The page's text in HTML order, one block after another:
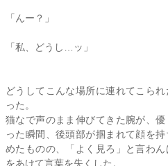
「んー？」
「私、どうし…ッ」
どうしてこんな場所に連れてこら
った。
猫なで声のまま伸びてきた腕が、
った瞬間、後頭部が掴まれて顔を
めたものの、「よく見ろ」と言わ
をあけて言葉を失くした。